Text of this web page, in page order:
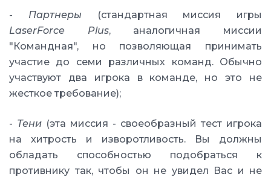
- Партнеры(стандартная миссия игры
LaserForce Plus, аналогичная миссии
"Командная", но позволяющая принимать
участие до семи различных команд. Обычно
участвуют два игрока в команде, но это не
жесткое требование);
- Тени (эта миссия - своеобразный тест игрока
на хитрость и изворотливость. Вы должны
обладать способностью подобраться к
противнику так, чтобы он не увидел Вас и не